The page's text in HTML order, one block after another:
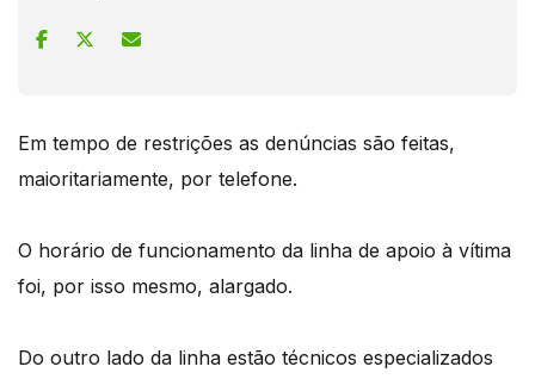
Em tempo de restrições as denúncias são feitas,
maioritariamente, por telefone.
O horário de funcionamento da linha de apoio à vítima
foi, por isso mesmo, alargado.
Do outro lado da linha estão técnicos especializados